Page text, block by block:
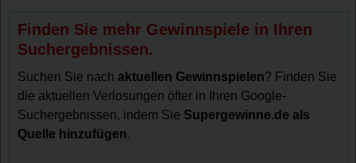
Finden Sie mehr Gewinnspiele in Ihren
Suchergebnissen.
Suchen Sie nachaktuellen Gewinnspielen? Finden Sie
die aktuellen Verlosungen öfter in Ihren Google-
Suchergebnissen, indem Sie Supergewinne.de als
Quelle hinzufügen.